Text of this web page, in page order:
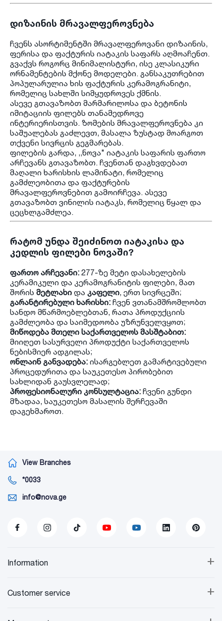
დიზაინის მრავალფეროვნება
ჩვენს ასორტიმენტში მრავალფეროვანი დიზაინის,
ფერისა და ფაქტურის იატაკის საფარს აღმოაჩენთ.
გვაქვს როგორც მინიმალისტური, ისე კლასიკური
ორნამენტების მქონე მოდელები. განსაკუთრებით
პოპულარულია ხის ფაქტურის კერამოგრანიტი,
რომელიც სახლში სიმყუდროვეს ქმნის.
ასევე გთავაზობთ მარმარილოსა და ბეტონის
იმიტაციის ფილებს თანამედროვე
ინტერიერისთვის. ზომების მრავალფეროვნება კი
საშუალებას გაძლევთ, მასალა ზუსტად მოარგოთ
თქვენი სივრცის გეგმარებას.
ფილების გარდა, ,,ნოვა" იატაკის საფარის ფართო
არჩევანს გთავაზობთ. ჩვენთან დაგხვდებათ
მაღალი ხარისხის ლამინატი, რომელიც
გამძლეობითა და ფაქტურების
მრავალფეროვნებით გამოირჩევა. ასევე
გთავაზობთ ვინილის იატაკს, რომელიც წყალ და
ცეცხლგამძლეა.
რატომ უნდა შეიძინოთ იატაკისა და
კედლის ფილები ნოვაში?
ფართო არჩევანი: 277-ზე მეტი დასახელების
კერამიკული და კერამოგრანიტის ფილები, მათ
შორის მეტლახი და კაფელი, ერთ სივრცეში;
გარანტირებული ხარისხი: ჩვენ ვთანამშრომლობთ
სანდო მწარმოებლებთან, რათა პროდუქციის
გამძლეობა და საიმედოობა უზრუნველვყოთ;
მიწოდება მთელი საქართველოს მასშტაბით:
მიიღეთ სასურველი პროდუქტი საქართველოს
ნებისმიერ ადგილას;
ონლაინ განვადება: ისარგებლეთ გამარტივებული
პროცედურითა და საუკეთესო პირობებით
სახლიდან გაუსვლელად;
პროფესიონალური კონსულტაცია: ჩვენი გუნდი
მზადაა, საუკეთესო მასალის შერჩევაში
დაგეხმაროთ.
View Branches
*0033
info@nova.ge
+
Information
+
Customer service